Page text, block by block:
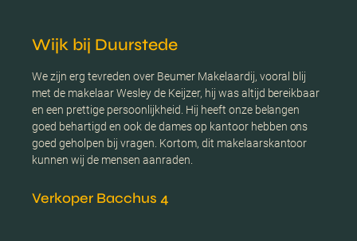
Wijk bij Duurstede
We zijn erg tevreden over Beumer Makelaardij, vooral blij
met de makelaar Wesley de Keijzer, hij was altijd bereikbaar
en een prettige persoonlijkheid. Hij heeft onze belangen
goed behartigd en ook de dames op kantoor hebben ons
goed geholpen bij vragen. Kortom, dit makelaarskantoor
kunnen wij de mensen aanraden.
Verkoper Bacchus 4